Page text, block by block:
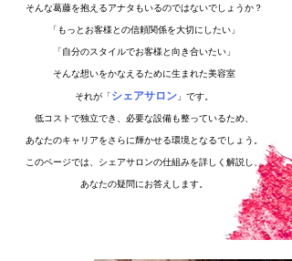
そんな葛藤を抱えるアナタもいるのではないでしょうか？
「もっとお客様との信頼関係を大切にしたい」
「自分のスタイルでお客様と向き合いたい」
​そんな想いをかなえるために生まれた美容室
それが「シェアサロン」です。
低コストで独立でき、必要な設備も整っているため、
あなたのキャリアをさらに輝かせる環境となるでしょう。
このページでは、シェアサロンの仕組みを詳しく解説し、
あなたの疑問にお答えします。